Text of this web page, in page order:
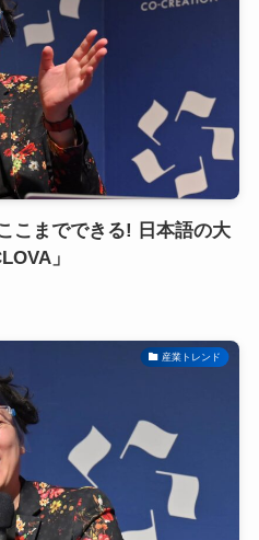
こまでできる! 日本語の大
」
産業トレンド